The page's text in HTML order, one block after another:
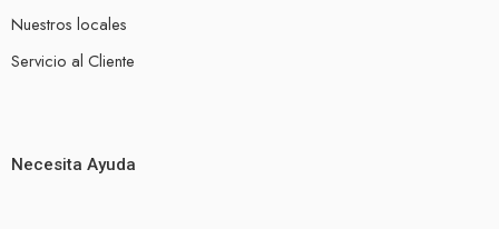
Nuestros locales
Servicio al Cliente
Necesita Ayuda